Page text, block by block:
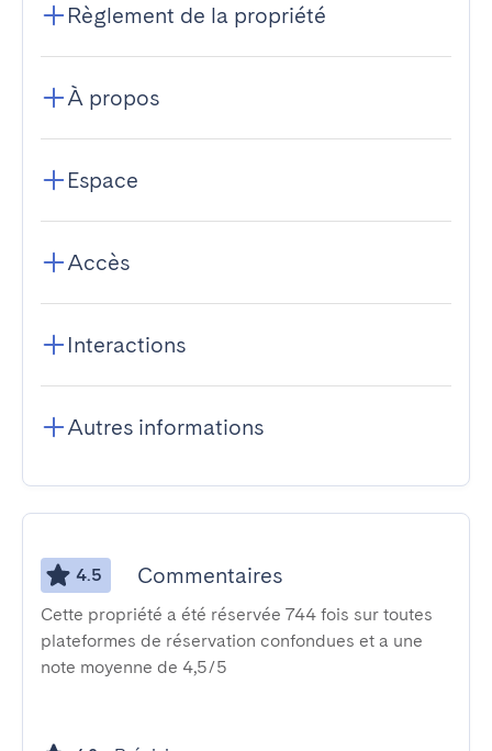
Règlement de la propriété
À propos
Espace
Accès
Interactions
Autres informations
4.5 Commentaires
Cette propriété a été réservée 744 fois sur toutes
plateformes de réservation confondues et a une
note moyenne de 4,5/5